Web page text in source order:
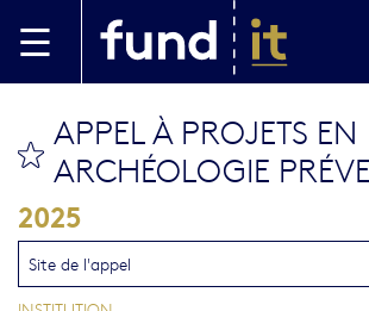
bookmark this
APPEL À PROJETS EN
ARCHÉOLOGIE
2025
Site de l'appel